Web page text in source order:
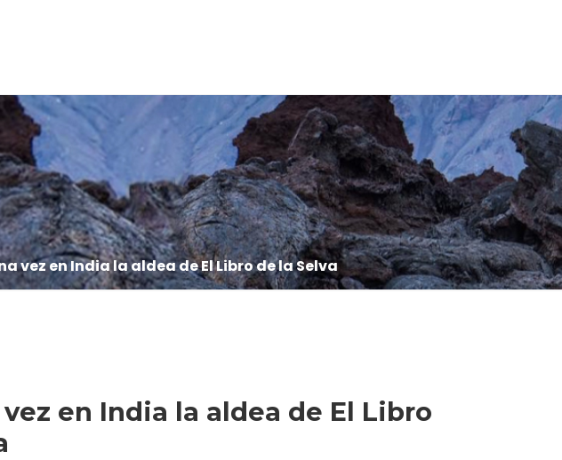
vez en India la aldea de El Libro de la Selva
vez en India la aldea de El Libro